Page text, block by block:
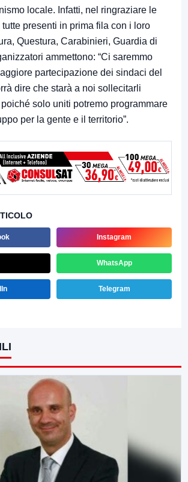
locale. Infatti, nel ringraziare le
presenti in prima fila con i loro
Questura, Carabinieri, Guardia di
ammettono: “Ci saremmo
partecipazione dei sindaci del
dire che starà a noi sollecitarli
solo uniti potremo programmare
per la gente e il territorio”.
Instagram
WhatsApp
Telegram